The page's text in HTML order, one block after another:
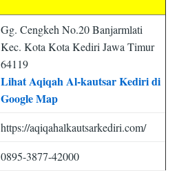
Gg. Cengkeh No.20 Banjarmlati
Kec. Kota Kota Kediri Jawa Timur
64119
Lihat Aqiqah Al-kautsar Kediri di
Google Map
https://aqiqahalkautsarkediri.com/
0895-3877-42000